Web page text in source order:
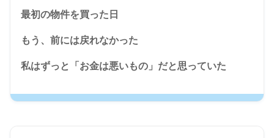
最初の物件を買った日
もう、前には戻れなかった
私はずっと「お金は悪いもの」だと思っていた